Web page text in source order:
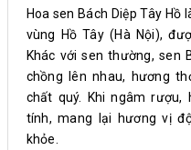
Hoa sen Bách Diệp Tây
vùng Hồ Tây (Hà Nội),
Khác với sen thường, sen
chồng lên nhau, hương
chất quý. Khi ngâm rượu,
tính, mang lại hương vị
khỏe.